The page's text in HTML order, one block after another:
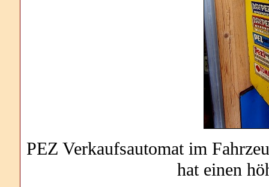
PEZ Verkaufsautomat im
hat einen